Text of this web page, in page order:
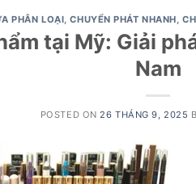
PHÂN LOẠI ,CHUYỂN PHÁT NHANH ,
tại Mỹ: Giải
Nam
POSTED ON26 THÁNG 9, 2025